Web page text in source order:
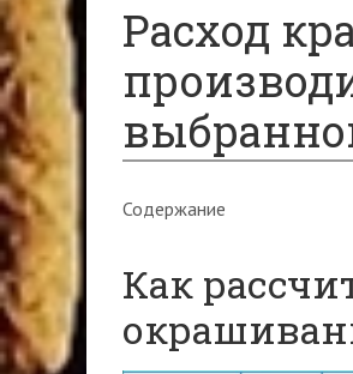
Расход
Содержание
Как